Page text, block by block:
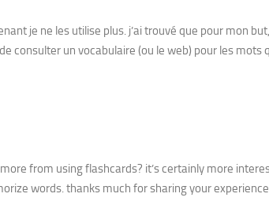
je ne les utilise plus. j’ai trouvé que pour mon
un vocabulaire (ou le web) pour les mots
from using flashcards? it’s certainly more
words. thanks much for sharing your